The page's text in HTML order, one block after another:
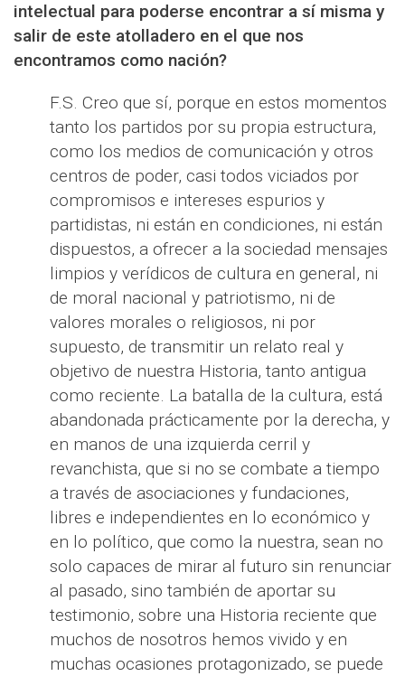
intelectual para poderse encontrar a sí misma y
salir de este atolladero en el que nos
encontramos como nación?
F.S. Creo que sí, porque en estos momentos
tanto los partidos por su propia estructura,
como los medios de comunicación y otros
centros de poder, casi todos viciados por
compromisos e intereses espurios y
partidistas, ni están en condiciones, ni están
dispuestos, a ofrecer a la sociedad mensajes
limpios y verídicos de cultura en general, ni
de moral nacional y patriotismo, ni de
valores morales o religiosos, ni por
supuesto, de transmitir un relato real y
objetivo de nuestra Historia, tanto antigua
como reciente. La batalla de la cultura, está
abandonada prácticamente por la derecha, y
en manos de una izquierda cerril y
revanchista, que si no se combate a tiempo
a través de asociaciones y fundaciones,
libres e independientes en lo económico y
en lo político, que como la nuestra, sean no
solo capaces de mirar al futuro sin renunciar
al pasado, sino también de aportar su
testimonio, sobre una Historia reciente que
muchos de nosotros hemos vivido y en
muchas ocasiones protagonizado, se puede